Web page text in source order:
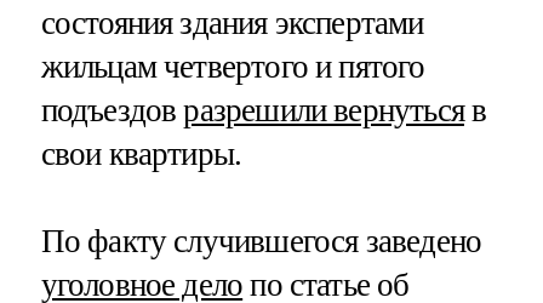
состояния здания экспертами
жильцам четвертого и пятого
подъездовразрешили вернутьсяв
свои квартиры.
По факту случившегося заведено
уголовное дело по статье об